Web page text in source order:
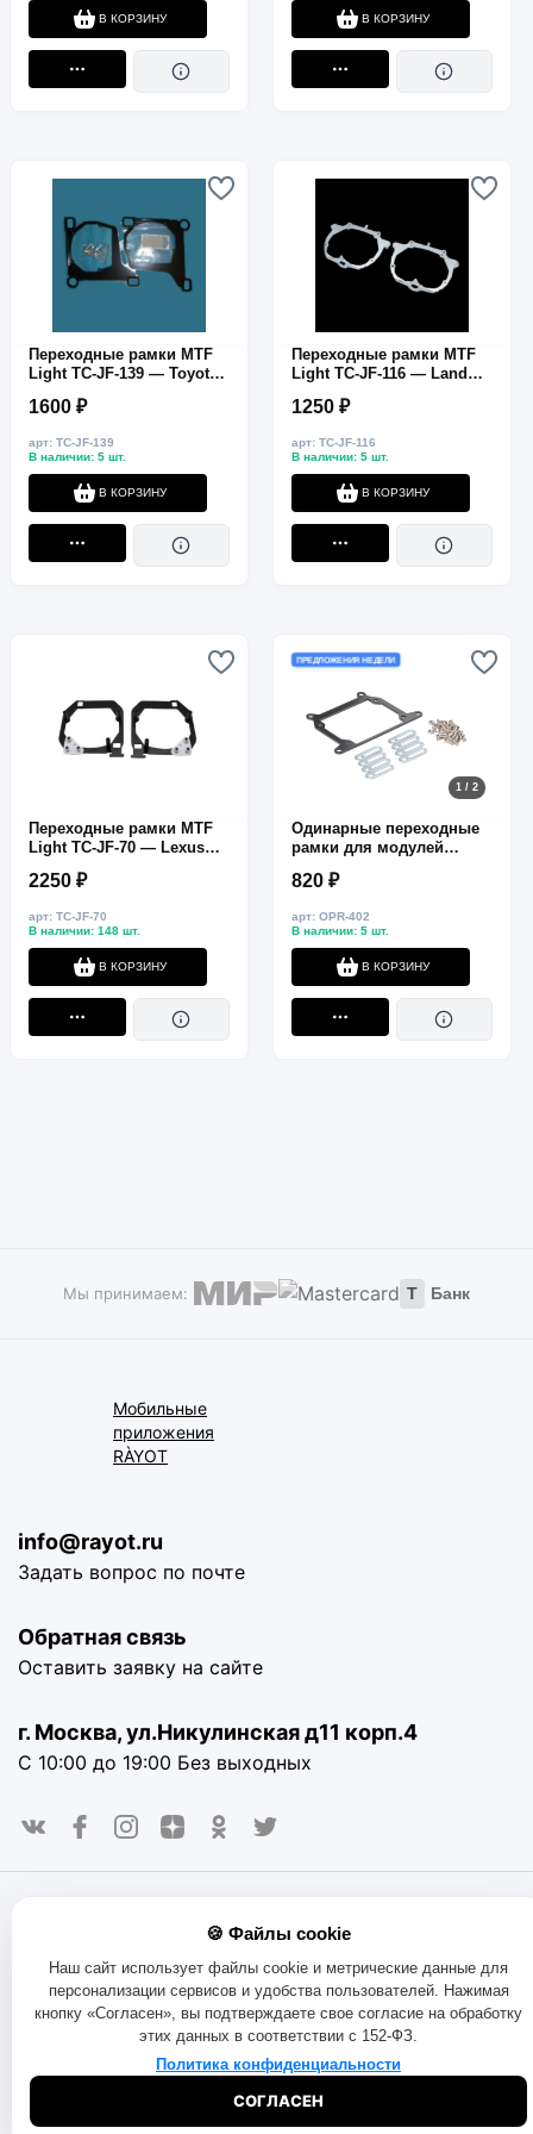
В КОРЗИНУ В КОРЗИНУ
Переходные рамки MTF
Light TC-JF-139 — Toyota
свет, HELLA 3R / G5, 2 шт.
1600 ₽
арт: TC-JF-139
В наличии: 5 шт.
В КОРЗИНУ
Переходные рамки MTF
Light TC-JF-116 — Land
ближний свет, HELLA 3R /
1250 ₽
арт: TC-JF-116
В наличии: 5 шт.
В КОРЗИНУ
Переходные рамки MTF
Light TC-JF-70 — Lexus
свет, HELLA 3R / G5, 2 шт.
2250 ₽
арт: TC-JF-70
В наличии: 148 шт.
В КОРЗИНУ
ПРЕДЛОЖЕНИЯ НЕДЕЛИ
1 / 2
Одинарные переходные
рамки для модулей
Hella 3R/5R
820 ₽
арт: OPR-402
В наличии: 5 шт.
В КОРЗИНУ
Мы принимаем: Т Банк
Мобильные
приложения
RÀYOT
info@rayot.ru
Задать вопрос по почте
Обратная связь
Оставить заявку на сайте
г. Москва, ул.Никулинская д11 корп.4
С 10:00 до 19:00 Без выходных
использует куки-файлы и другие технологии, чтобы помочь
вам в навигации, а также предоставить лучший
пользовательский опыт, анализировать использование
наших продуктов и услуг, повысить качество рекламных и
маркетинговых активностей. Если Вы не хотите, чтобы
Ваши пользовательские данные обрабатывались,
пожалуйста, ограничьте их использование в своём
браузере.
Договор оферта
Обмен и возврат товара
🍪 Файлы cookie
Наш сайт использует файлы cookie и метрические данные для
персонализации сервисов и удобства пользователей. Нажимая
кнопку «Согласен», вы подтверждаете свое согласие на обработку
этих данных в соответствии с 152-ФЗ.
Политика конфиденциальности
СОГЛАСЕН